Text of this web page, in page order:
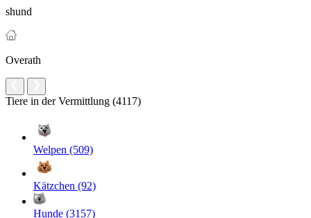
shund
Overath
Tiere in der Vermittlung (4117)
Welpen (509)
Kätzchen (92)
Hunde (3157)